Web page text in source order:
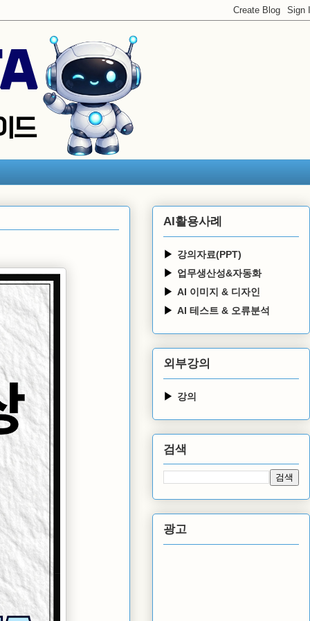
AI활용사례
강의자료(PPT)
업무생산성&자동화
AI 이미지 & 디자인
AI 테스트 & 오류분석
외부강의
강의
검색
광고